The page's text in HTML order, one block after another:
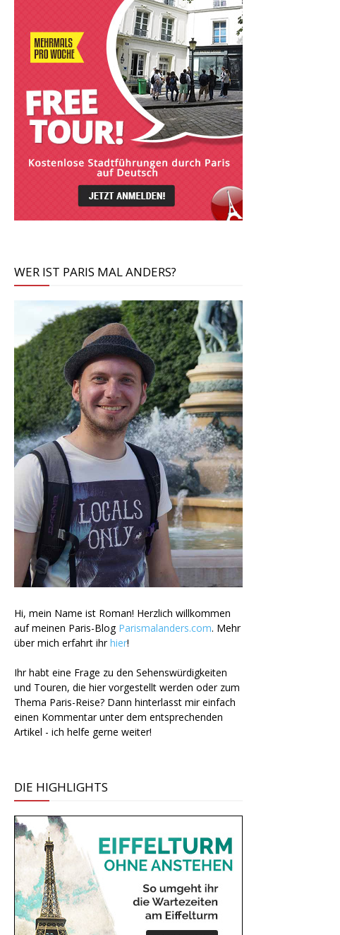
WER IST PARIS MAL ANDERS?
Hi, mein Name ist Roman! Herzlich willkommen
auf meinen Paris-Blog Parismalanders.com. Mehr
über mich erfahrt ihrhier!
Ihr habt eine Frage zu den Sehenswürdigkeiten
und Touren, die hier vorgestellt werden oder zum
Thema Paris-Reise? Dann hinterlasst mir einfach
einen Kommentar unter dem entsprechenden
Artikel - ich helfe gerne weiter!
DIE HIGHLIGHTS